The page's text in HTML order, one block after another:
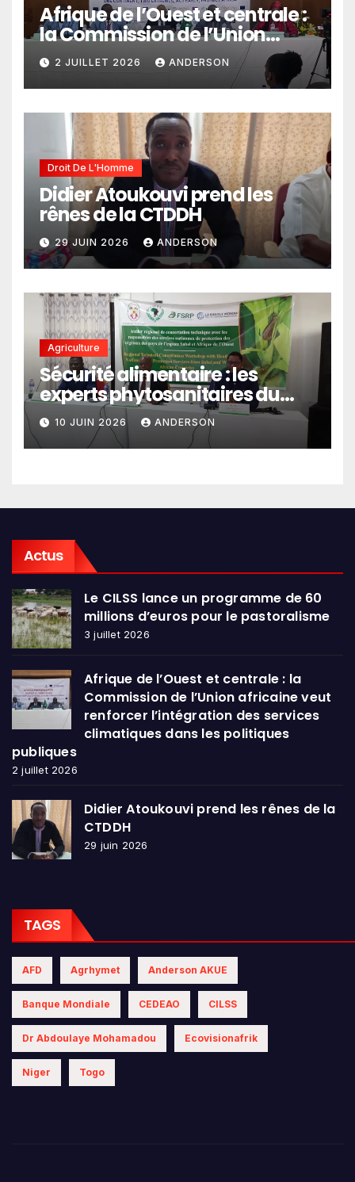
Afrique de l’Ouest et centrale :
la Commission de l’Union
africaine veut renforcer
l’intégration des services
climatiques dans les
politiques publiques
2 JUILLET 2026 ANDERSON
Droit De L'Homme
Didier Atoukouvi prend les
rênes de la CTDDH
29 JUIN 2026 ANDERSON
Agriculture
Sécurité alimentaire : les
experts phytosanitaires du
Sahel et d’Afrique de l’Ouest
en conclave à Lomé
10 JUIN 2026 ANDERSON
Actus
Le CILSS lance un programme de 60
millions d’euros pour le pastoralisme
3 juillet 2026
Afrique de l’Ouest et centrale : la
Commission de l’Union africaine veut
renforcer l’intégration des services
climatiques dans les politiques
publiques
2 juillet 2026
Didier Atoukouvi prend les rênes de la
CTDDH
29 juin 2026
TAGS
AFD Agrhymet Anderson AKUE
Banque Mondiale CEDEAO CILSS
Dr Abdoulaye Mohamadou Ecovisionafrik
Niger Togo